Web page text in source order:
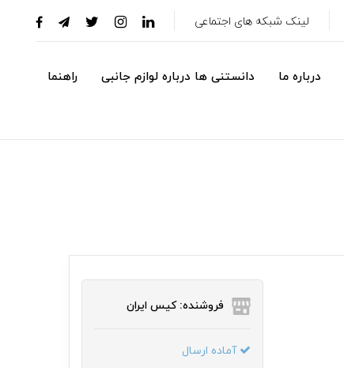
لینک شبکه های اجتماعی
درباره ما دانستنی ها درباره لوازم جانبی راهنما
فروشنده: کیس ایران
آماده ارسال